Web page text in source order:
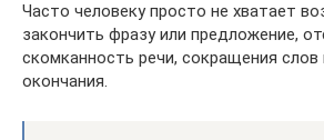
Часто человеку просто не хватает
закончить фразу или предложение,
скомканность речи, сокращения слов
окончания.